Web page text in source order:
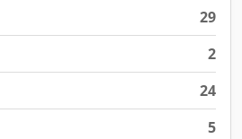
29
2
24
5